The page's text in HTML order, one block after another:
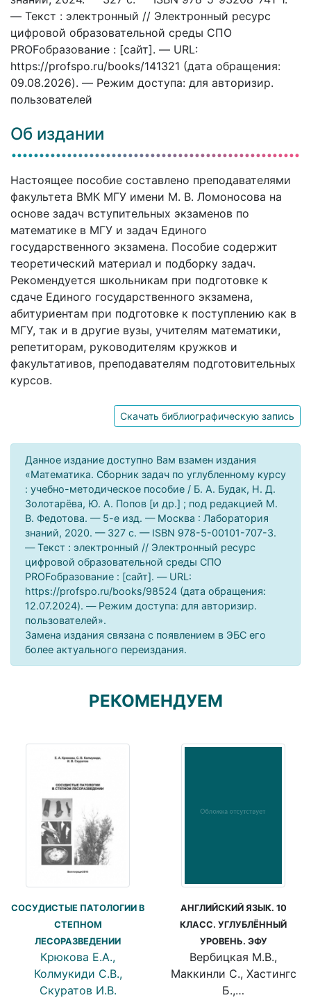
— Текст : электронный // Электронный ресурс
цифровой образовательной среды СПО
PROFобразование : [сайт]. — URL:
https://profspo.ru/books/141321 (дата обращения:
09.08.2026). — Режим доступа: для авторизир.
пользователей
Об издании
Настоящее пособие составлено преподавателями
факультета ВМК МГУ имени М. В. Ломоносова на
основе задач вступительных экзаменов по
математике в МГУ и задач Единого
государственного экзамена. Пособие содержит
теоретический материал и подборку задач.
Рекомендуется школьникам при подготовке к
сдаче Единого государственного экзамена,
абитуриентам при подготовке к поступлению как в
МГУ, так и в другие вузы, учителям математики,
репетиторам, руководителям кружков и
факультативов, преподавателям подготовительных
курсов.
Скачать библиографическую запись
Данное издание доступно Вам взамен издания
«Математика. Сборник задач по углубленному курсу
: учебно-методическое пособие / Б. А. Будак, Н. Д.
Золотарёва, Ю. А. Попов [и др.] ; под редакцией М.
В. Федотова. — 5-е изд. — Москва : Лаборатория
знаний, 2020. — 327 c. — ISBN 978-5-00101-707-3.
— Текст : электронный // Электронный ресурс
цифровой образовательной среды СПО
PROFобразование : [сайт]. — URL:
https://profspo.ru/books/98524 (дата обращения:
12.07.2024). — Режим доступа: для авторизир.
пользователей».
Замена издания связана с появлением в ЭБС его
более актуального переиздания.
РЕКОМЕНДУЕМ
СОСУДИСТЫЕ ПАТОЛОГИИ В
СТЕПНОМ
ЛЕСОРАЗВЕДЕНИИ
Крюкова Е.А.,
Колмукиди С.В.,
Скуратов И.В.
АНГЛИЙСКИЙ ЯЗЫК. 10
КЛАСС. УГЛУБЛЁННЫЙ
УРОВЕНЬ. ЭФУ
Вербицкая М.В.,
Маккинли С., Хастингс
Б.,…